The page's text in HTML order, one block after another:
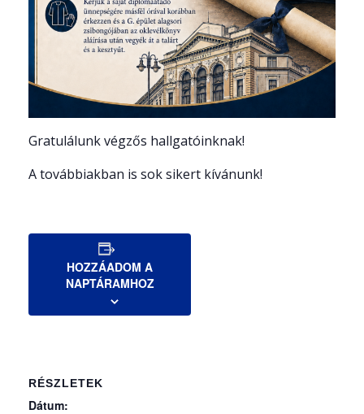
Gratulálunk végzős hallgatóinknak!
A továbbiakban is sok sikert kívánunk!
HOZZÁADOM A
NAPTÁRAMHOZ
RÉSZLETEK
Dátum: